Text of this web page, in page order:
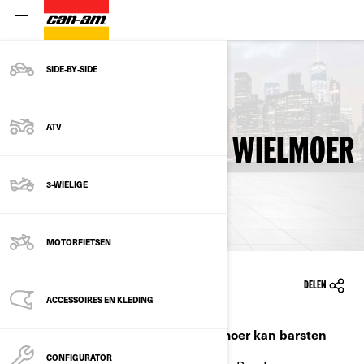
SIDE‑BY‑SIDE
ATV
3-WIELIGE
MOTORFIETSEN
ACCESSOIRES EN KLEDING
CONFIGURATOR
CAN-AM® RYKER - WIELMOER
KAN BARSTEN
1-10-2019 DELEN
Onderwerp: Can-Am® Ryker - Wielmoer kan barsten